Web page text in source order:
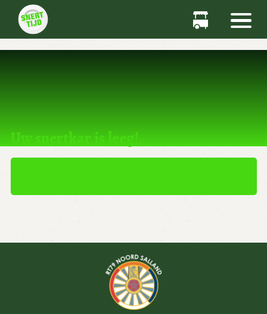
Dit product kan niet worden gekocht.
Uw snertkar is leeg!